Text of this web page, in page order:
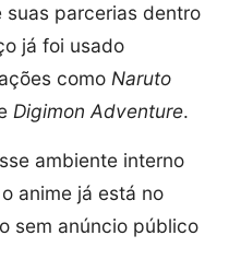
suas parcerias dentro
já foi usado
como Naruto
Digimon Adventure.
ambiente interno
anime já está no
sem anúncio público